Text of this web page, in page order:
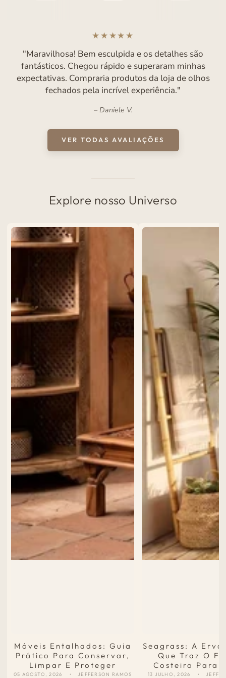
"Essa estátua é maravilhosa! Assim como todos os
outros produtos da loja a qualidade e os detalhes são
impecáveis. Pra quem gosta, vale a pena o
investimento!"
Mariana F.
VER TODAS AVALIAÇÕES
Explore nosso Universo
Móveis Entalhados: Guia
Prático Para Conservar,
Limpar E Proteger
05 AGOSTO, 2026 JEFFERSON RAMOS
Seagrass: A
Que Traz O
Costeiro Para
13 JULHO, 2026